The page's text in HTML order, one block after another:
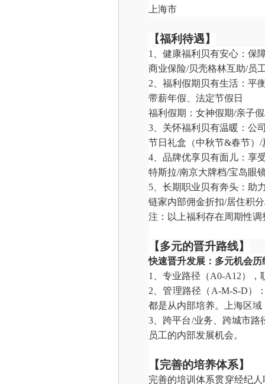
上海市
【福利待遇】
1、健康福利贝有安心：保
商业保险/贝壳格林互助/员
2、福利假期贝有生活：平
带薪年假、法定节假日
福利假期：女神假期/亲子
3、关怀福利贝有温暖：公
节日礼盒（中秋节&春节）/
4、品牌优享贝有面儿：享
特斯拉/南京大牌档/宝岛眼
5、长期职业贝有奔头：助
链家内部佣金折扣/居住积
注：以上福利存在周期性
【多元的晋升路线】
快速晋升发展： 多元机会
1、专业路径（A0-A12）
2、管理路径（A-M-S-D）
都是从内部培养。上海区
3、跨平台/业务、跨城市
员工的内部发展机会。
【完善的培养体系】
完善的培训体系贯穿经纪